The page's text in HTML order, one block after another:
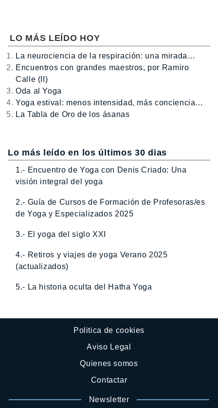
LO MÁS LEÍDO HOY
La neurociencia de la respiración: una mirada…
Encuentros con grandes maestros, por Ramiro
Calle (II)
Oda al Yoga
Yoga estival: menos intensidad, más conciencia…
La Tabla de Oro de los ásanas
Lo más leído en los últimos 30 dias
1.- Encuentro de Yoga con Denis Criado: Una
visión integral del yoga
2.- Guía de Cursos de Formación de Profesoras/es
de Yoga y Especializados 2025
3.- El yoga del siglo XXI
4.- Retiros y viajes de yoga Verano 2025
(actualizados)
5.- La historia oculta del Hatha Yoga
Politica de cookies
Aviso Legal
Quienes somos
Contactar
Newsletter